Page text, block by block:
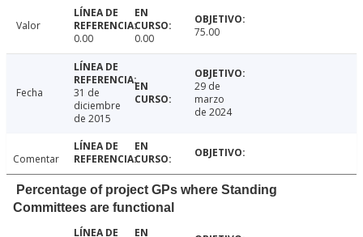
Valor
0.00
0.00 75.00
Fecha
31 de
diciembre
de 2015
29 de
marzo
de 2024
Comentar
Percentage of project GPs where Standing
Committees are functional